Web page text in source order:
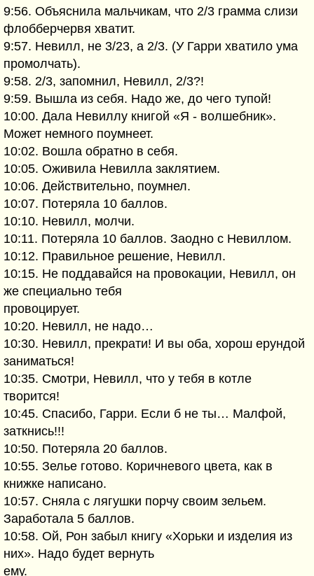
9:56. Объяснила мальчикам, что 2/3 грамма слизи
флобберчервя хватит.
9:57. Невилл, не 3/23, а 2/3. (У Гарри хватило ума
промолчать).
9:58. 2/3, запомнил, Невилл, 2/3?!
9:59. Вышла из себя. Надо же, до чего тупой!
10:00. Дала Невиллу книгой «Я - волшебник».
Может немного поумнеет.
10:02. Вошла обратно в себя.
10:05. Оживила Невилла заклятием.
10:06. Действительно, поумнел.
10:07. Потеряла 10 баллов.
10:10. Невилл, молчи.
10:11. Потеряла 10 баллов. Заодно с Невиллом.
10:12. Правильное решение, Невилл.
10:15. Не поддавайся на провокации, Невилл, он
же специально тебя
провоцирует.
10:20. Невилл, не надо…
10:30. Невилл, прекрати! И вы оба, хорош ерундой
заниматься!
10:35. Смотри, Невилл, что у тебя в котле
творится!
10:45. Спасибо, Гарри. Если б не ты… Малфой,
заткнись!!!
10:50. Потеряла 20 баллов.
10:55. Зелье готово. Коричневого цвета, как в
книжке написано.
10:57. Сняла с лягушки порчу своим зельем.
Заработала 5 баллов.
10:58. Ой, Рон забыл книгу «Хорьки и изделия из
них». Надо будет вернуть
ему.